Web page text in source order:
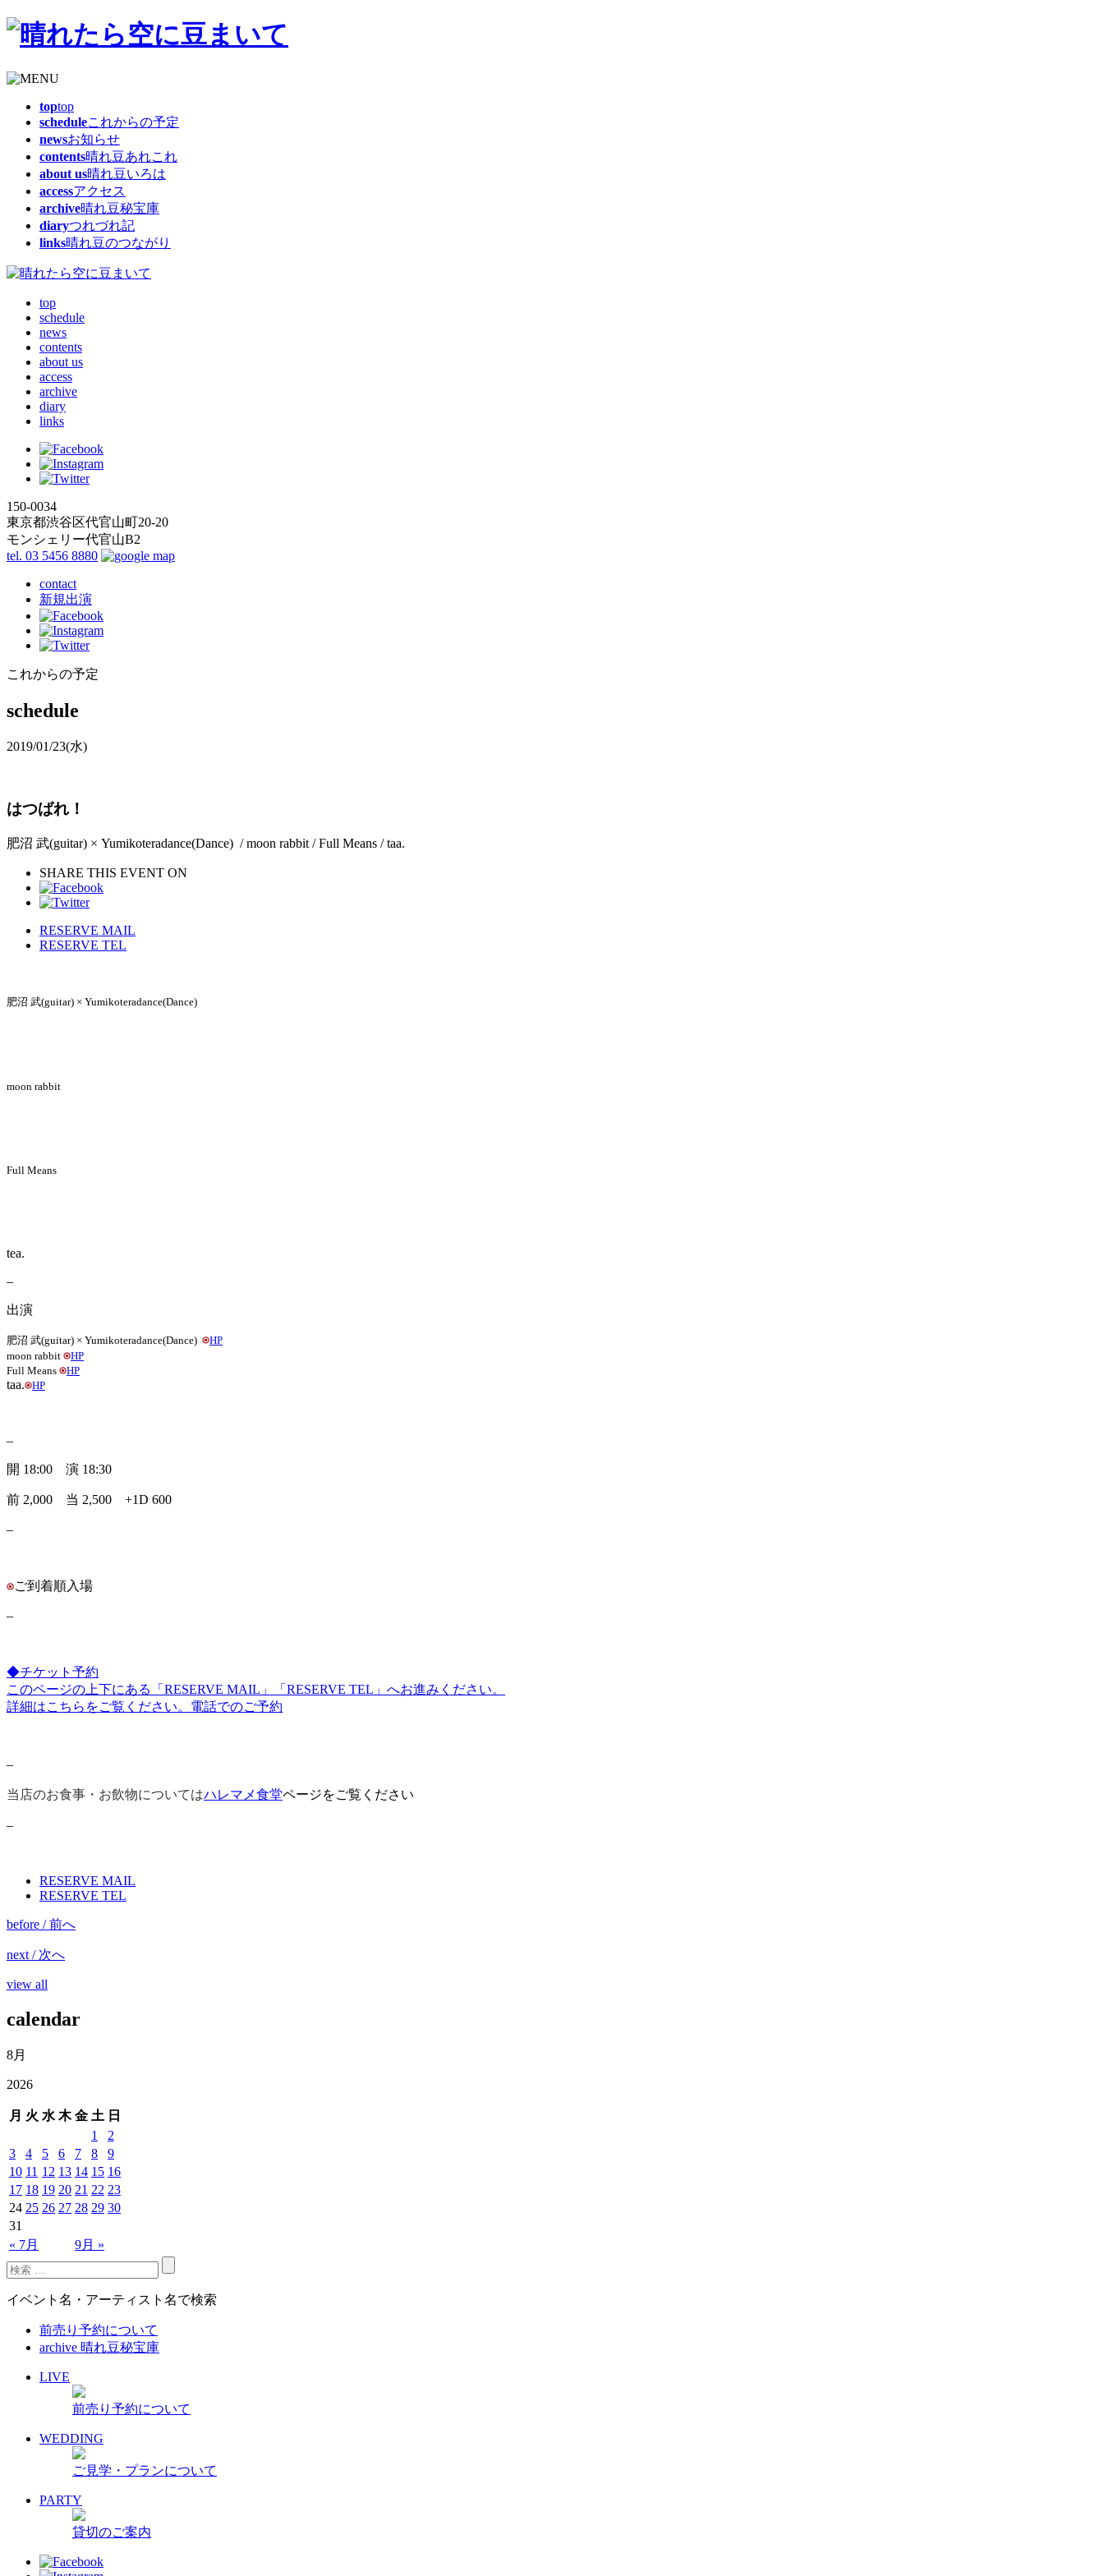
toptop
scheduleこれからの予定
newsお知らせ
contents晴れ豆あれこれ
about us晴れ豆いろは
accessアクセス
archive晴れ豆秘宝庫
diaryつれづれ記
links晴れ豆のつながり
top
schedule
news
contents
about us
access
archive
diary
links
150-0034
東京都渋谷区代官山町20-20
モンシェリー代官山B2
tel. 03 5456 8880
contact
新規出演
これからの予定
schedule
2019/01/23(水)
はつばれ！
肥沼 武(guitar) × Yumikoteradance(Dance) / moon rabbit / Full Means / taa.
SHARE THIS EVENT ON
RESERVE MAIL
RESERVE TEL
肥沼 武(guitar) × Yumikoteradance(Dance)
moon rabbit
Full Means
tea.
–
出演
肥沼 武(guitar) × Yumikoteradance(Dance)
HP
moon rabbit
HP
Full Means
HP
taa. HP
–
開 18:00 演 18:30
前 2,000 当 2,500 +1D 600
–
ご到着順入場
–
◆チケット予約
このページの上下にある「RESERVE MAIL」「RESERVE TEL」へお進みください。
詳細はこちら をご覧ください。 電話でのご予約
–
当店のお食事・お飲物についてはハレマメ食堂ページをご覧ください
–
RESERVE MAIL
RESERVE TEL
before / 前へ
next / 次へ
view all
calendar
8月
2026
月 火 水 木 金 土 日
« 7月 9月 »
1
2
3
4 5 6 7 8
9
10 11 12 13 14 15 16
17 18 19 20 21 22 23
24 25 26 27 28 29 30
31
イベント名・アーティスト名で検索
前売り予約について
archive 晴れ豆秘宝庫
LIVE
前売り予約について
WEDDING
ご見学・プランについて
PARTY
貸切のご案内